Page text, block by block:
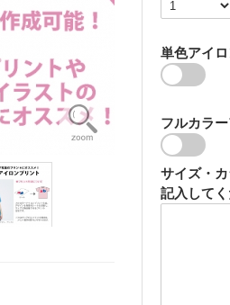
単色アイ
フルカラ
サイズ・
記入して